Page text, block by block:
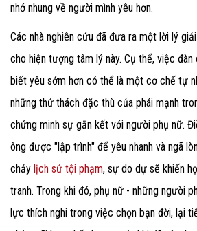
nhớ nhung về người mình yêu hơn.
Các nhà nghiên cứu đã đưa ra một lời lý
cho hiện tượng tâm lý này. Cụ thể, việc
biết yêu sớm hơn có thể là một cơ chế tự
những thử thách đặc thù của phái mạnh
chứng minh sự gắn kết với người phụ nữ.
ông được "lập trình" để yêu nhanh và ngã
chảy lịch sử tội phạm, sự do dự sẽ khiến
tranh. Trong khi đó, phụ nữ - những người
lực thích nghi trong việc chọn bạn đời, lại